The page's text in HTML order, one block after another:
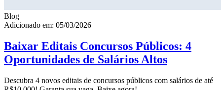
Blog
Adicionado em: 05/03/2026
Baixar Editais Concursos Públicos: 4
Oportunidades de Salários Altos
Descubra 4 novos editais de concursos públicos com salários de até